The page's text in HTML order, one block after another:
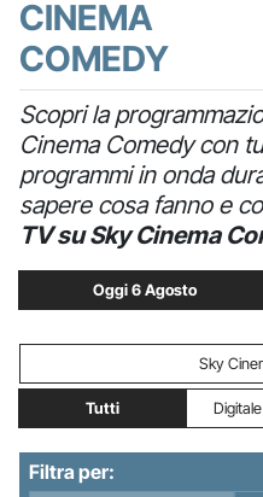
CINEMA
COMEDY
Scopri la
Cinema Comedy con
programmi in onda
sapere cosa fanno e
TV su Sky Cinema
Oggi 6 Agosto
Sky
Tutti
Filtra per: